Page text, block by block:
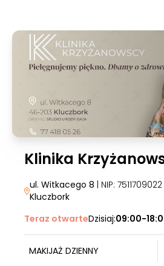
Klinika
ul. Witkacego 8 | NIP:
Kluczbork
Teraz otwarteDzisiaj:09:00-
MAKIJAŻ DZIENNY